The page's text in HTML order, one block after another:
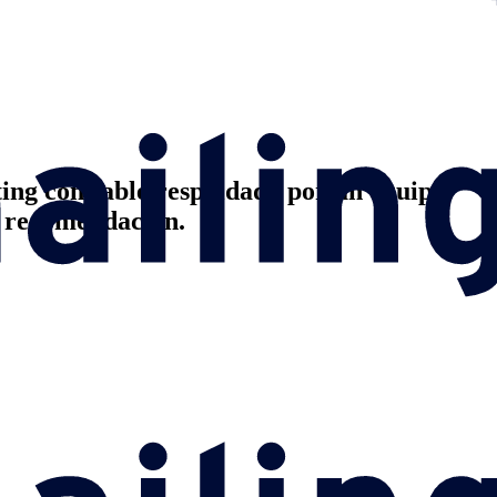
confiable respaldada por un equipo